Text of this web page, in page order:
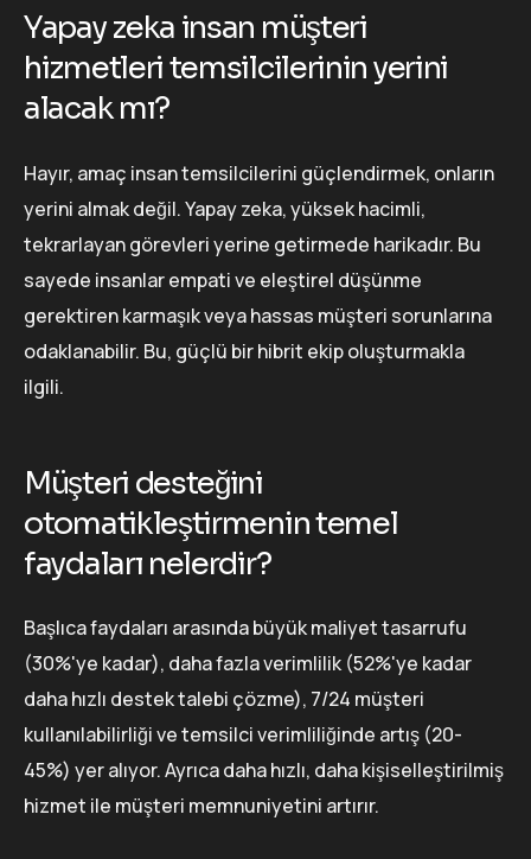
Yapay zeka insan müşteri
hizmetleri temsilcilerinin yerini
alacak mı?
Hayır, amaç insan temsilcilerini güçlendirmek, onların
yerini almak değil. Yapay zeka, yüksek hacimli,
tekrarlayan görevleri yerine getirmede harikadır. Bu
sayede insanlar empati ve eleştirel düşünme
gerektiren karmaşık veya hassas müşteri sorunlarına
odaklanabilir. Bu, güçlü bir hibrit ekip oluşturmakla
ilgili.
Müşteri desteğini
otomatikleştirmenin temel
faydaları nelerdir?
Başlıca faydaları arasında büyük maliyet tasarrufu
(30%'ye kadar), daha fazla verimlilik (52%'ye kadar
daha hızlı destek talebi çözme), 7/24 müşteri
kullanılabilirliği ve temsilci verimliliğinde artış (20-
45%) yer alıyor. Ayrıca daha hızlı, daha kişiselleştirilmiş
hizmet ile müşteri memnuniyetini artırır.